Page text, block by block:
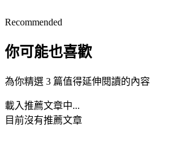
Recommended
你可能也喜歡
為你精選 3 篇值得延伸閱讀的內容
載入推薦文章中...
目前沒有推薦文章